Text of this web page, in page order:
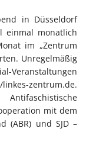
in Düsseldorf
einmal monatlich
im „Zentrum
Unregelmäßig
zentrum.de.
mit dem
(ABR) und SJD –